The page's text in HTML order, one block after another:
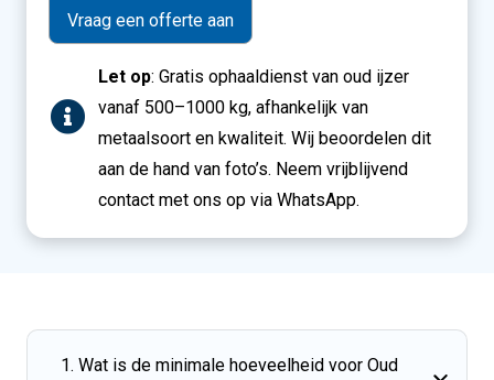
info
Let op: Gratis ophaaldienst van oud ijzer
vanaf 500–1000 kg, afhankelijk van
metaalsoort en kwaliteit. Wij beoordelen dit
aan de hand van foto’s. Neem vrijblijvend
contact met ons op via WhatsApp.
1. Wat is de minimale hoeveelheid voor Oud